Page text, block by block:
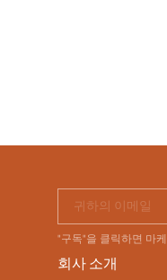
귀하의 이메일
"구독"을 클릭하면 마
회사 소개